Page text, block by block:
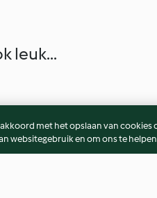
leuk...
met het opslaan van
websitegebruik en om ons te